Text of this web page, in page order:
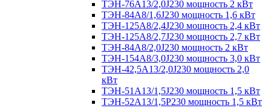
ТЭН-76А13/2,0J230 мощность 2 кВт
ТЭН-84А8/1,6J230 мощность 1,6 кВт
ТЭН-125А8/2,4J230 мощность 2,4 кВт
ТЭН-125А8/2,7J230 мощность 2,7 кВт
ТЭН-84А8/2,0J230 мощность 2 кВт
ТЭН-154А8/3,0J230 мощность 3,0 кВт
ТЭН-42,5А13/2,0J230 мощность 2,0
кВт
ТЭН-51А13/1,5J230 мощность 1,5 кВт
ТЭН-52А13/1,5Р230 мощность 1,5 кВт